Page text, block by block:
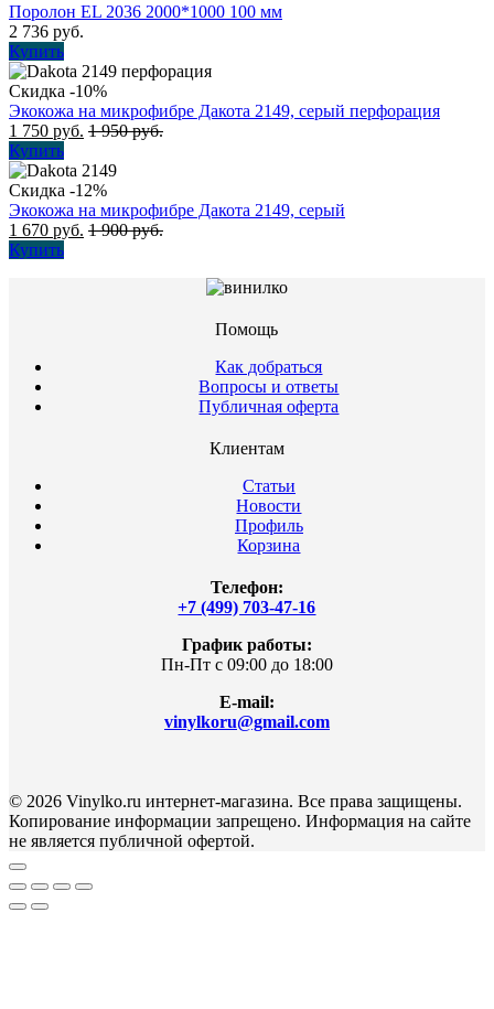
Поролон EL 2036 2000*1000 100 мм
2 736 руб.
Купить
Скидка -10%
Экокожа на микрофибре Дакота 2149, серый перфорация
1 750 руб. 1 950руб.
Купить
Скидка -12%
Экокожа на микрофибре Дакота 2149, серый
1 670 руб. 1 900руб.
Купить
Помощь
Как добраться
Вопросы и ответы
Публичная оферта
Клиентам
Статьи
Новости
Профиль
Корзина
Телефон:
+7 (499) 703-47-16
График работы:
Пн-Пт с 09:00 до 18:00
E-mail:
vinylkoru@gmail.com
© 2026 Vinylko.ru интернет-магазина. Все права защищены.
Копирование информации запрещено. Информация на сайте
не является публичной офертой.